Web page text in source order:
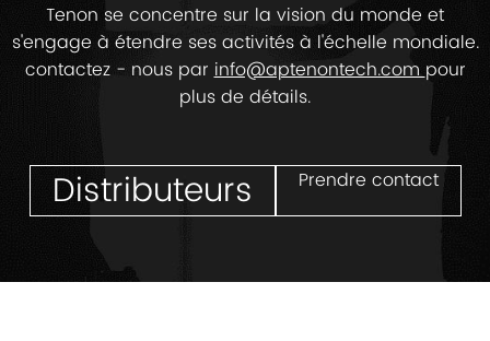
Tenon se concentre sur la vision du monde et
s'engage à étendre ses activités à l'échelle mondiale.
contactez - nous par info@aptenontech.com pour
plus de détails.
Distributeurs Prendre contact